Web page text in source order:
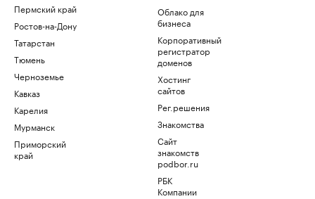
Пермский край
Ростов-на-Дону
Татарстан
Тюмень
Черноземье
Кавказ
Карелия
Мурманск
Приморский
край
Облако для
бизнеса
Корпоративный
регистратор
доменов
Хостинг
сайтов
Рег.решения
Знакомства
Сайт
знакомств
podbor.ru
РБК
Компании